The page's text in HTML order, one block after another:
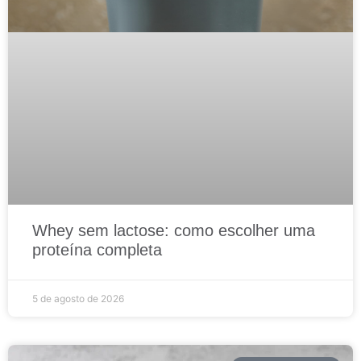
Whey sem lactose: como escolher uma
proteína completa
5 de agosto de 2026